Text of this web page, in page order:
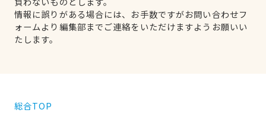
情報に誤りがある場合には、お手数ですがお問い合わせフ
ォームより編集部までご連絡をいただけますようお願いい
たします。
総合TOP